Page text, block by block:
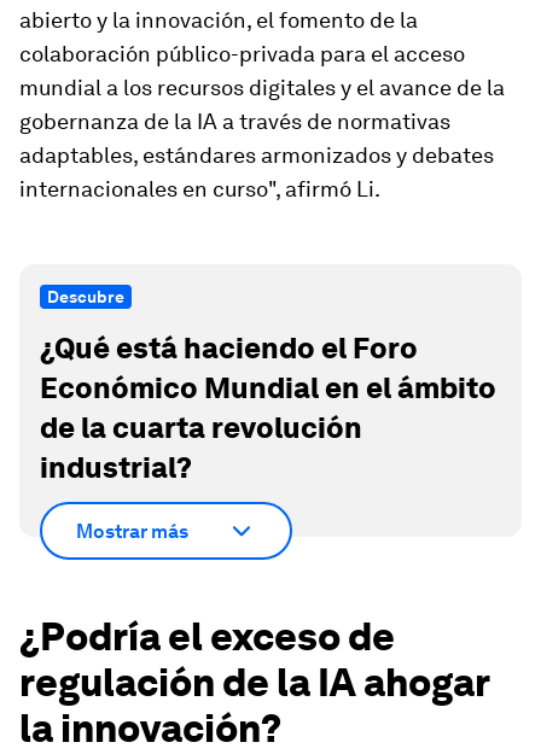
abierto y la innovación, el fomento de la
colaboración público-privada para el acceso
mundial a los recursos digitales y el avance de la
gobernanza de la IA a través de normativas
adaptables, estándares armonizados y debates
internacionales en curso", afirmó Li.
Descubre
¿Qué está haciendo el Foro
Económico Mundial en el ámbito
de la cuarta revolución
industrial?
Mostrar más
¿Podría el exceso de
regulación de la IA ahogar
la innovación?